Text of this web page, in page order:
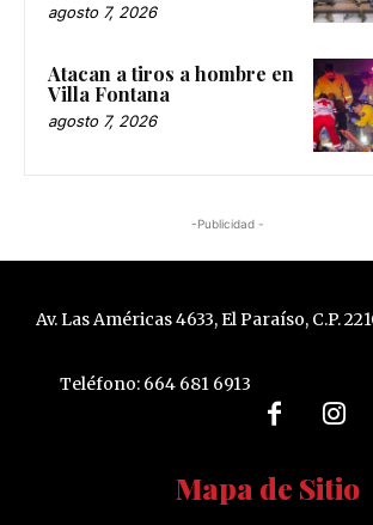
agosto 7, 2026
Atacan a tiros a hombre en
Villa Fontana
agosto 7, 2026
-Publicidad -
Av. Las Américas 4633, El Paraíso, C.P.
Teléfono: 664 681 6913
Mapa de Sitio